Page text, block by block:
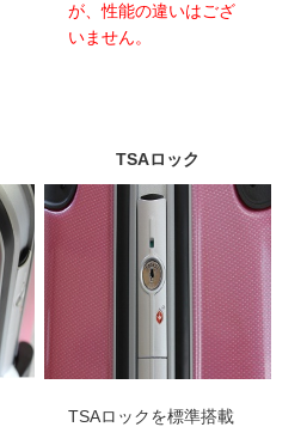
が、性能の違いはござ
いません。
TSAロック
TSAロックを標準搭載